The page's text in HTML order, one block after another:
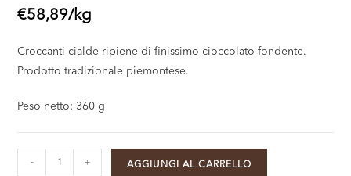
€58,89/kg
Croccanti cialde ripiene di finissimo cioccolato fondente.
Prodotto tradizionale piemontese.
Peso netto: 360 g
- + AGGIUNGI AL CARRELLO